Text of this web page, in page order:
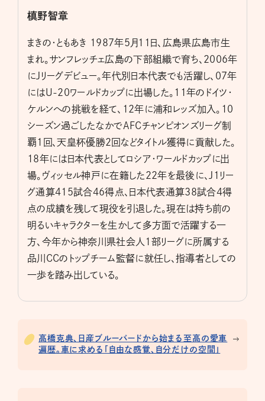
槙野智章
まきの・ともあき 1987年5月11日、広島県広島市生
まれ。サンフレッチェ広島の下部組織で育ち、2006年
にJリーグデビュー。年代別日本代表でも活躍し、07年
にはU-20ワールドカップに出場した。11年のドイツ・
ケルンへの挑戦を経て、12年に浦和レッズ加入。10
シーズン過ごしたなかでAFCチャンピオンズリーグ制
覇1回、天皇杯優勝2回などタイトル獲得に貢献した。
18年には日本代表としてロシア・ワールドカップに出
場。ヴィッセル神戸に在籍した22年を最後に、J1リー
グ通算415試合46得点、日本代表通算38試合4得
点の成績を残して現役を引退した。現在は持ち前の
明るいキャラクターを生かして多方面で活躍する一
方、今年から神奈川県社会人1部リーグに所属する
品川CCのトップチーム監督に就任し、指導者としての
一歩を踏み出している。
高橋克典、日産ブルーバードから始まる至高の愛車
遍歴。車に求める「自由な感覚、自分だけの空間」